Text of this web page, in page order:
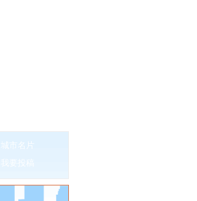
城市名片
我要投稿